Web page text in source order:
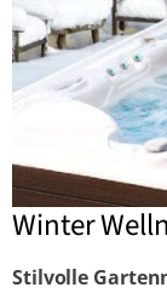
Winter
Stilvolle